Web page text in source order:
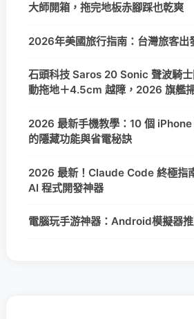
大師開箱，拖完地板赤腳踩也乾爽
2026年美國旅行指南：台灣旅客出
石頭科技 Saros 20 Sonic 聲波騎
動拖地＋4.5cm 越障，2026 旗艦
2026 最新手機教學：10 個
的隱藏功能與省電秘訣
2026 最新！Claude Code 終極指
AI 程式開發神器
電腦玩手游神器：Android模擬器